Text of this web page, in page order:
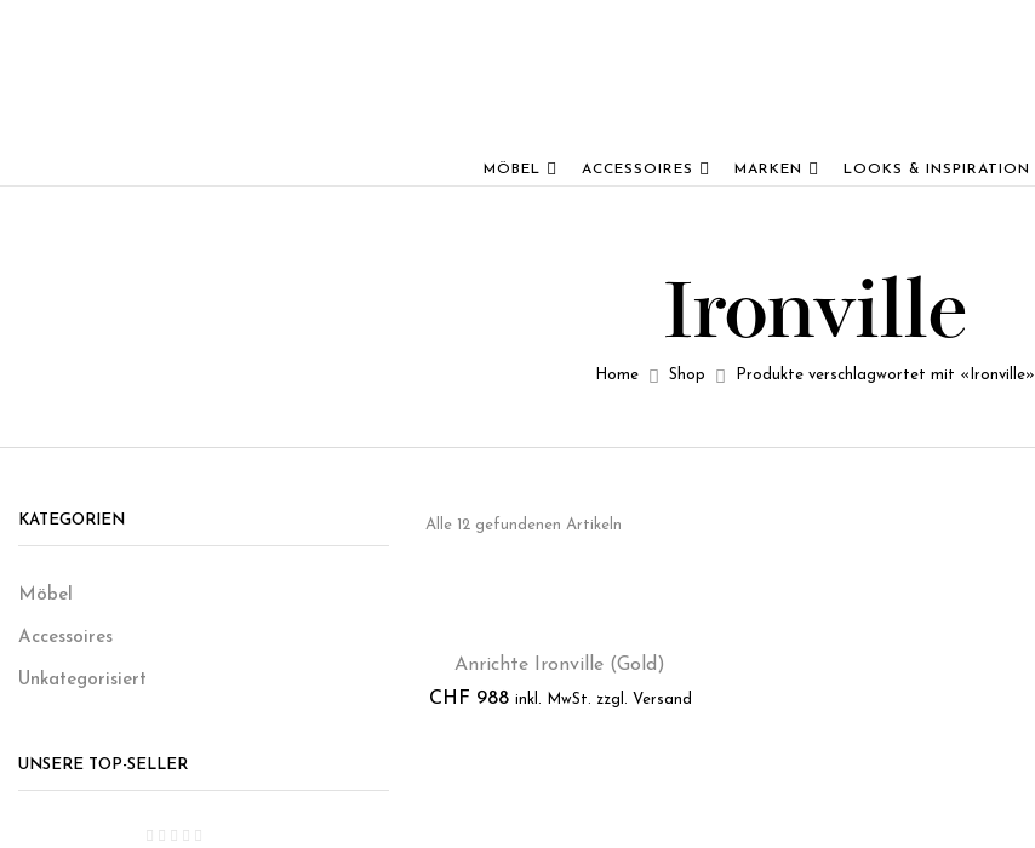
MÖBEL ACCESSOIRES MARKEN LOOKS & INSPIRATION
Ironville
Home Shop Produkte verschlagwortet mit «Ironville»
KATEGORIEN
Möbel
Accessoires
Unkategorisiert
UNSERE TOP-SELLER
Alle 12 gefundenen Artikeln
Anrichte Ironville (Gold)
CHF 988 inkl. MwSt. zzgl. Versand